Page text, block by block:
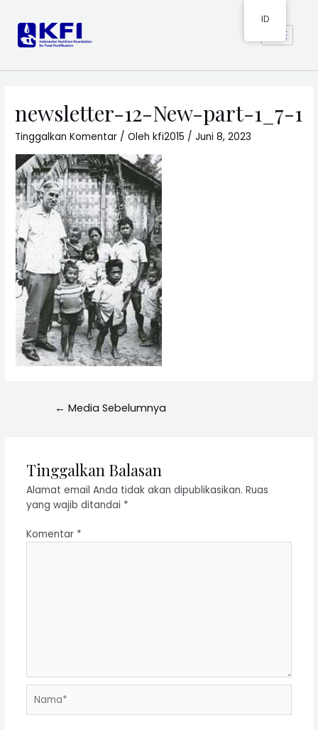
newsletter-12-New-part-1_7-1
Tinggalkan Komentar / Olehkfi2015 /Juni 8, 2023
← Media Sebelumnya
Tinggalkan Balasan
Alamat email Anda tidak akan dipublikasikan. Ruas
yang wajib ditandai *
Komentar *
ID